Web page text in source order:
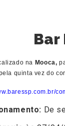
Bar
na Mooca,
quinta vez do
De